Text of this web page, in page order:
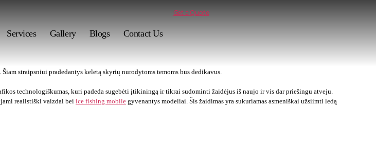
Services Gallery Blogs Contact Us
Get a Quote
straipsniui pradedantys keletą skyrių nurodytoms temoms bus dedikavus.
technologiškumas, kuri padeda sugebėti įtikiningą ir tikrai sudominti žaidėjus iš naujo ir vis dar priešingu atveju.
realistiški vaizdai bei ice fishing mobile gyvenantys modeliai. Šis žaidimas yra sukuriamas asmeniškai užsiimti ledą